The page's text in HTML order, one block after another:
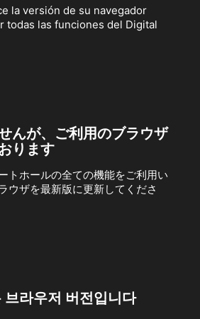
la versión de su navegador
todas las funciones del Digital
んが、ご利用のブラウザ
ります
トホールの全ての機能をご利用い
ウザを最新版に更新してくださ
브라우저 버전입니다